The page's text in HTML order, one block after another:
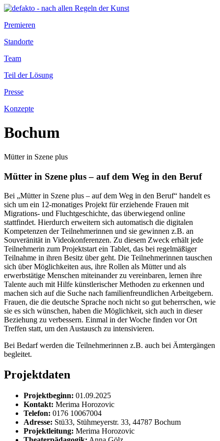
Premieren
Standorte
Team
Teil der Lösung
Presse
Konzepte
Bochum
Mütter in Szene plus
Mütter in Szene plus – auf dem Weg in den Beruf
Bei „Mütter in Szene plus – auf dem Weg in den Beruf“ handelt es
sich um ein 12-monatiges Projekt für erziehende Frauen mit
Migrations- und Fluchtgeschichte, das überwiegend online
stattfindet. Hierdurch erweitern sich automatisch die digitalen
Kompetenzen der Teilnehmerinnen und sie gewinnen z.B. an
Souveränität in Videokonferenzen. Zu diesem Zweck erhält jede
Teilnehmerin zum Projektstart ein Tablet, das bei regelmäßiger
Teilnahme in ihren Besitz über geht. Die Teilnehmerinnen tauschen
sich über Möglichkeiten aus, ihre Rollen als Mütter und als
erwerbstätige Menschen miteinander zu vereinbaren, lernen ihre
Talente auch mit Hilfe künstlerischer Methoden zu erkennen und
machen sich auf die Suche nach familienfreundlichen Arbeitgebern.
Frauen, die die deutsche Sprache noch nicht so gut beherrschen, wie
sie es sich wünschen, haben die Möglichkeit, sich auch in dieser
Beziehung zu verbessern. Einmal in der Woche finden vor Ort
Treffen statt, um den Austausch zu intensivieren.
Bei Bedarf werden die Teilnehmerinnen z.B. auch bei Ämtergängen
begleitet.
Projektdaten
Projektbeginn: 01.09.2025
Kontakt: Merima Horozovic
Telefon: 0176 10067004
Adresse: Stü33, Stühmeyerstr. 33, 44787 Bochum
Projektleitung: Merima Horozovic